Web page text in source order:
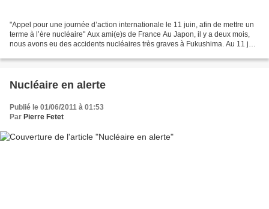
"Appel pour une journée d’action internationale le 11 juin, afin de mettre un
terme à l’ère nucléaire" Aux ami(e)s de France Au Japon, il y a deux mois,
nous avons eu des accidents nucléaires très graves à Fukushima. Au 11 juin
Nucléaire en alerte
Publié le 01/06/2011 à 01:53
Par Pierre Fetet